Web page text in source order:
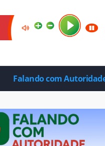
Falando com